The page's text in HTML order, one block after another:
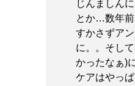
じんましん
とか…数年前
すかさずア
に。。そし
かったなぁ)
ケアはやっ